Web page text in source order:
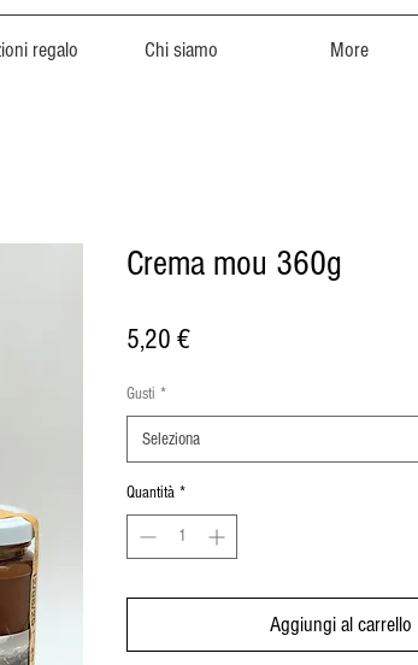
regalo Chi siamo More
Crema mou 360g
5,20 €Prezzo
Gusti *
Seleziona
Quantità *
Aggiungi al carrello